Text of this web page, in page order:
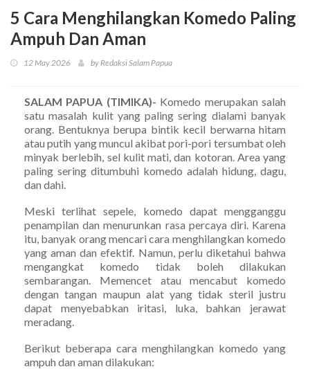
5 Cara Menghilangkan Komedo Paling
Ampuh Dan Aman
12 May 2026 by Redaksi Salam Papua
SALAM PAPUA (TIMIKA)- Komedo merupakan salah
satu masalah kulit yang paling sering dialami banyak
orang. Bentuknya berupa bintik kecil berwarna hitam
atau putih yang muncul akibat pori-pori tersumbat oleh
minyak berlebih, sel kulit mati, dan kotoran. Area yang
paling sering ditumbuhi komedo adalah hidung, dagu,
dan dahi.
Meski terlihat sepele, komedo dapat mengganggu
penampilan dan menurunkan rasa percaya diri. Karena
itu, banyak orang mencari cara menghilangkan komedo
yang aman dan efektif. Namun, perlu diketahui bahwa
mengangkat komedo tidak boleh dilakukan
sembarangan. Memencet atau mencabut komedo
dengan tangan maupun alat yang tidak steril justru
dapat menyebabkan iritasi, luka, bahkan jerawat
meradang.
Berikut beberapa cara menghilangkan komedo yang
ampuh dan aman dilakukan: